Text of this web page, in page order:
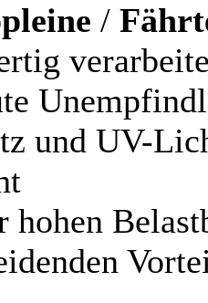
/
und UV-
hohen